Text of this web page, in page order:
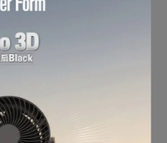
濾網(高效微粒+活性碳片)-
NT$650